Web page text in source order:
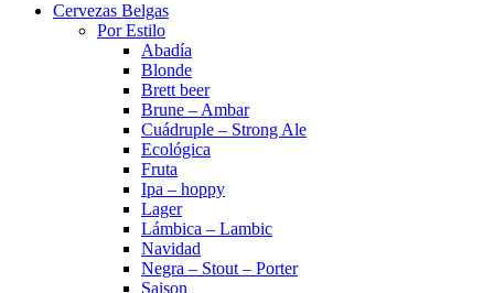
Cervezas Belgas
Por Estilo
Abadía
Blonde
Brett beer
Brune – Ambar
Cuádruple – Strong Ale
Ecológica
Fruta
Ipa – hoppy
Lager
Lámbica – Lambic
Navidad
Negra – Stout – Porter
Saison